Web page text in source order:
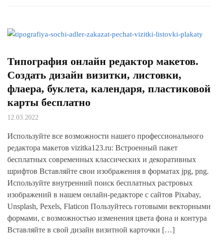
Типография онлайн редактор макетов.
Создать дизайн визитки, листовки,
флаера, буклета, календаря, пластиковой
карты бесплатно
12.03.2022
Используйте все возможности нашего профессионального
редактора макетов vizitka123.ru: Встроенный пакет
бесплатных современных классических и декоративных
шрифтов Вставляйте свои изображения в форматах jpg, png.
Используйте внутренний поиск бесплатных растровых
изображений в нашем онлайн-редакторе с сайтов Pixabay,
Unsplash, Pexels, Flaticon Пользуйтесь готовыми векторными
формами, с возможностью изменения цвета фона и контура
Вставляйте в свой дизайн визитной карточки […]